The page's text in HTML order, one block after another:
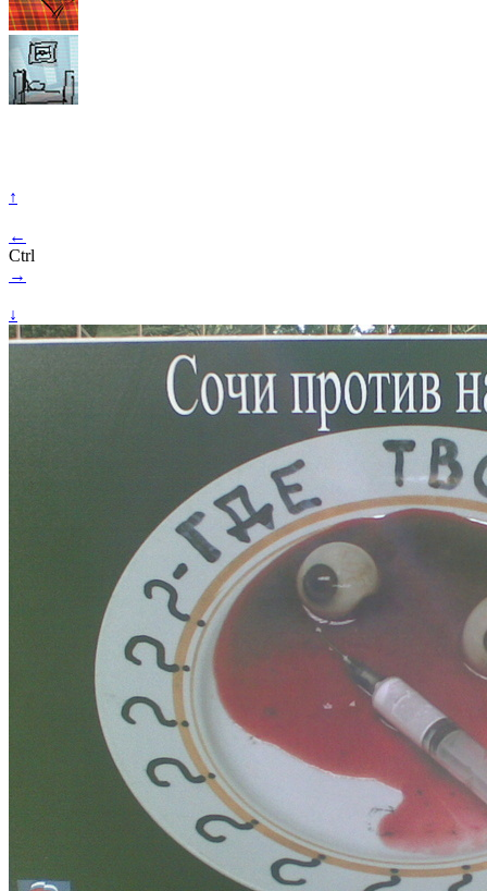
↑
←
Ctrl
→
↓